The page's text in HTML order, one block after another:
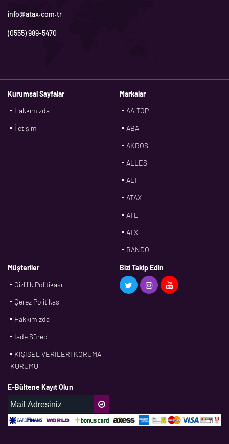
info@atax.com.tr
(0555) 989-5470
Kurumsal Sayfalar
Hakkımızda
İletişim
Markalar
AA-TOP
ABA
AKROS
ALLES
ALT
ATAX
ATL
ATX
BANDO
BMS
CDF
DPH
Müşteriler
Gizlilik Politikası
Çerez Politikası
Hakkımızda
İade Süreci
KİŞİSEL VERİLERİ KORUMA
KURUMU
Bizi Takip Edin
E-Bültene Kayıt Olun